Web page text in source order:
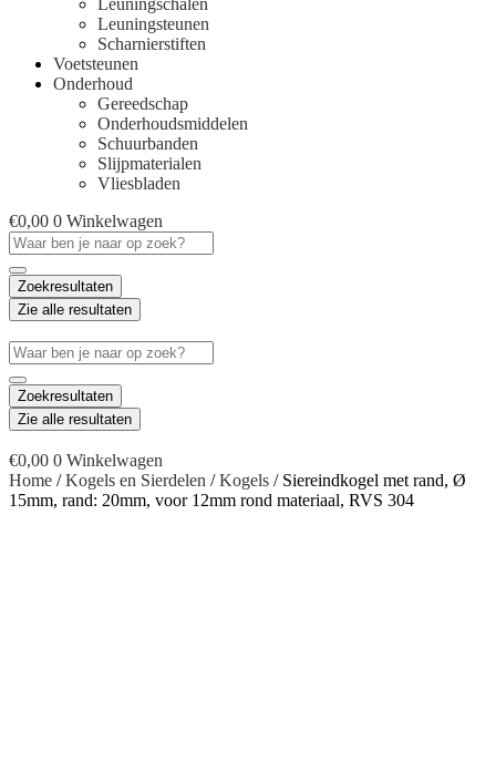
Leuningschalen
Leuningsteunen
Scharnierstiften
Voetsteunen
Onderhoud
Gereedschap
Onderhoudsmiddelen
Schuurbanden
Slijpmaterialen
Vliesbladen
€0,00 0 Winkelwagen
Search
...
Zoekresultaten
Zie alle resultaten
Search
...
Zoekresultaten
Zie alle resultaten
€0,00 0 Winkelwagen
Home /Kogels en Sierdelen /Kogels / Siereindkogel met rand, Ø
15mm, rand: 20mm, voor 12mm rond materiaal, RVS 304